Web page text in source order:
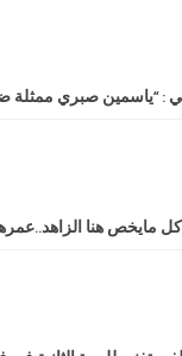
كل مايخص هنا الزاهد..عمرها